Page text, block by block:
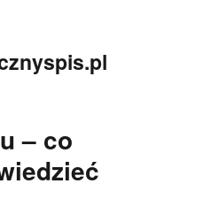
– co